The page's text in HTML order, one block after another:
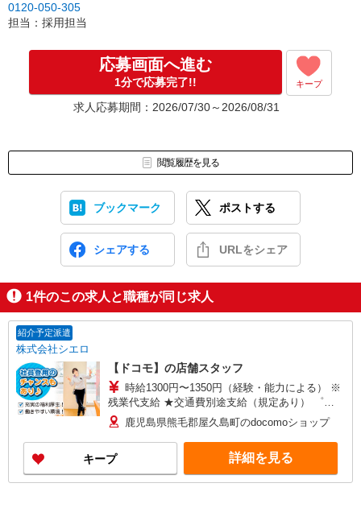
お気軽にご応募ください♪
0120-050-305
担当：採用担当
応募画面へ進む
1分で応募完了!! キープ
求人応募期間：2026/07/30～2026/08/31
閲覧履歴を見る
ブックマーク ポストする
シェアする URLをシェア
1件のこの求人と職種が同じ求人
紹介予定派遣
株式会社シエロ
【ドコモ】の店舗スタッフ
時給1300円〜1350円（経験・能力による） ※
残業代支給 ★交通費別途支給（規定あり） ゜
+゜・。○。・゜+゜・。○。・゜+゜ 入社祝い金10
万円支給(規定有) お友達を紹介頂くと, インセンテ
ィブ支給(規定有) ★月2回払い・週払い可能（規程
有）★ ゜・。○。・゜+゜・。○。・゜+゜
鹿児島県熊毛郡屋久島町のdocomoショップ
キープ 詳細を見る